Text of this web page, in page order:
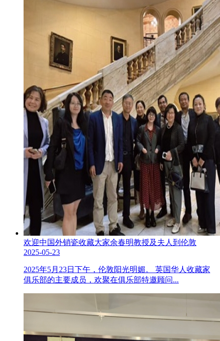
欢迎中国外销瓷收藏大家余春明教授及夫人到伦敦
2025-05-23
2025年5月23日下午，伦敦阳光明媚。 英国华人收藏家
俱乐部的主要成员，欢聚在俱乐部特邀顾问...